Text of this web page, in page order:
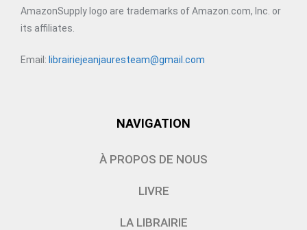
AmazonSupply logo are trademarks of Amazon.com, Inc. or
its affiliates.
Email: librairiejeanjauresteam@gmail.com
NAVIGATION
À PROPOS DE NOUS
LIVRE
LA LIBRAIRIE